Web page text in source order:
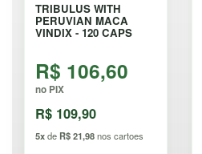
TRIBULUS WITH
PERUVIAN MACA
VINDIX - 120 CAPS
R$ 106,60
no PIX
R$ 109,90
5xde R$ 21,98nos cartoes